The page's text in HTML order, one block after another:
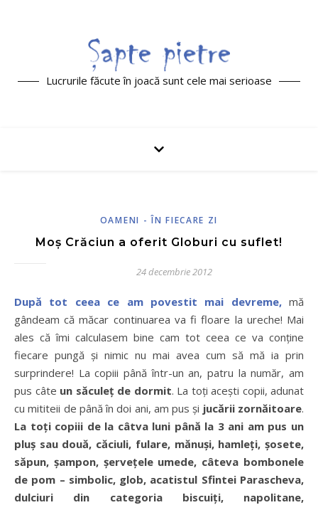
Lucrurile făcute în joacă sunt cele mai serioase
OAMENI - ÎN FIECARE ZI
Moș Crăciun a oferit Globuri cu suflet!
24 decembrie 2012
După tot ceea ce am povestit mai devreme,mă
gândeam că măcar continuarea va fi floare la ureche! Mai
ales că îmi calculasem bine cam tot ceea ce va conține
fiecare pungă și nimic nu mai avea cum să mă ia prin
surprindere! La copiii până într-un an, patru la număr, am
pus câte un săculeț de dormit. La toți acești copii, adunat
cu mititeii de până în doi ani, am pus și jucării zornăitoare.
La toți copiii de la câtva luni până la 3 ani am pus un
pluș sau două, căciuli, fulare, mănuși, hamleți, șosete,
săpun, șampon, șervețele umede, câteva bombonele
de pom – simbolic, glob, acatistul Sfintei Parascheva,
dulciuri din categoria biscuiți, napolitane,